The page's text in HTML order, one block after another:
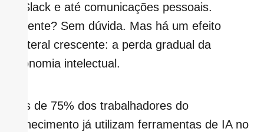
no Slack e até comunicações pessoais.
Eficiente? Sem dúvida. Mas há um efeito
colateral crescente: a perda gradual da
autonomia intelectual.
Mais de 75% dos trabalhadores do
conhecimento já utilizam ferramentas de IA no